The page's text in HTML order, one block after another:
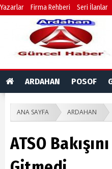
Yazarlar Firma Rehberi Seri İlanlar
ARDAHAN POSOF
ANA SAYFA ARDAHAN
ATSO